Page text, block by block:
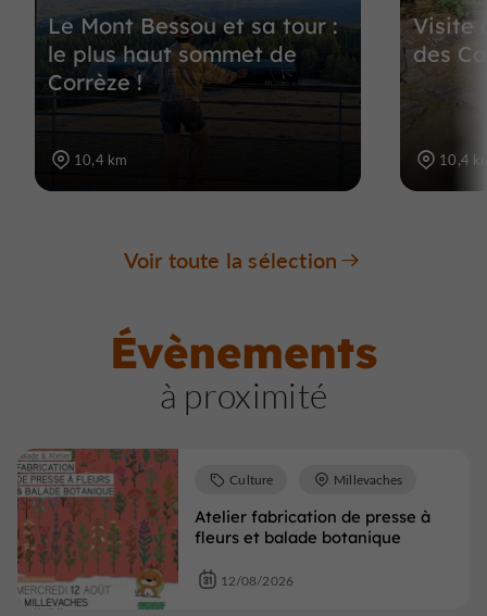
Le Mont Bessou et sa tour :
le plus haut sommet de
Corrèze !
10,4 km
Visite
des
10,4
Voir toute la sélection
Évènements
à proximité
Atelier fabrication de presse à
fleurs et balade botanique
Culture Millevaches
12/08/2026